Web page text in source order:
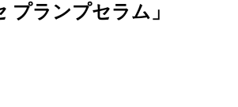
プランプセラム」